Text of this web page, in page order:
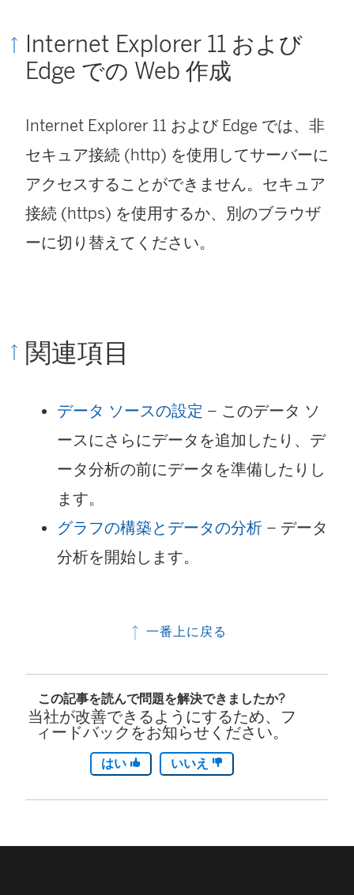
Internet Explorer 11 および
Edge での Web 作成
Internet Explorer 11 および Edge では、非
セキュア接続 (http) を使用してサーバーに
アクセスすることができません。セキュア
接続 (https) を使用するか、別のブラウザ
ーに切り替えてください。
関連項目
データ ソースの設定 – このデータ ソ
ースにさらにデータを追加したり、デ
ータ分析の前にデータを準備したりし
ます。
グラフの構築とデータの分析 – データ
分析を開始します。
一番上に戻る
この記事を読んで問題を解決できましたか?
当社が改善できるようにするため、フ
ィードバックをお知らせください。
はい いいえ